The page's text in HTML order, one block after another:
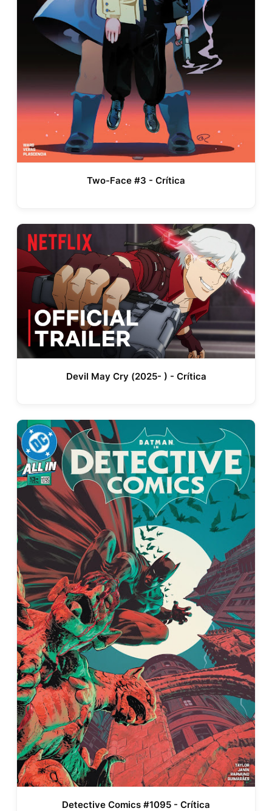
Two-Face #3 - Crítica
Devil May Cry (2025- ) - Crítica
Detective Comics #1095 - Crítica